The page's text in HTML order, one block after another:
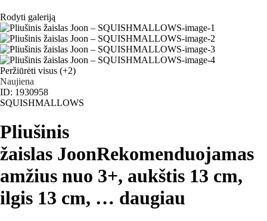
Rodyti galeriją
Peržiūrėti visus (+2)
Naujiena
ID: 1930958
SQUISHMALLOWS
Pliušinis
žaislas JoonRekomenduojamas
amžius nuo 3+, aukštis 13 cm,
ilgis 13 cm, … daugiau